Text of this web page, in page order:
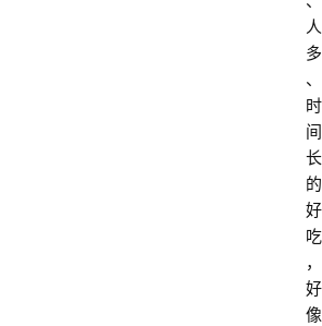
人
多
、
时
间
长
的
好
吃
，
好
像